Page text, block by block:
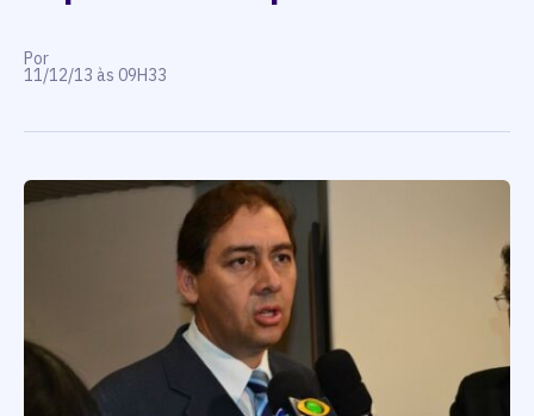
Por
11/12/13 às 09H33